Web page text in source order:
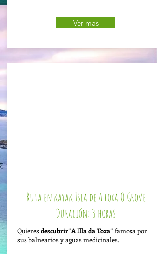
Ver mas
Ruta en kayak Isla de A toxa O Grove
Duración: 3 horas
Quieres descubrir¨A Illa da Toxa¨famosa por
sus balnearios y aguas medicinales.